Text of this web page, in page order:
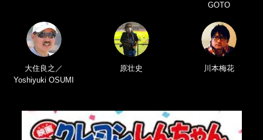
GOTO
大住良之／
Yoshiyuki OSUMI
原壮史 川本梅花